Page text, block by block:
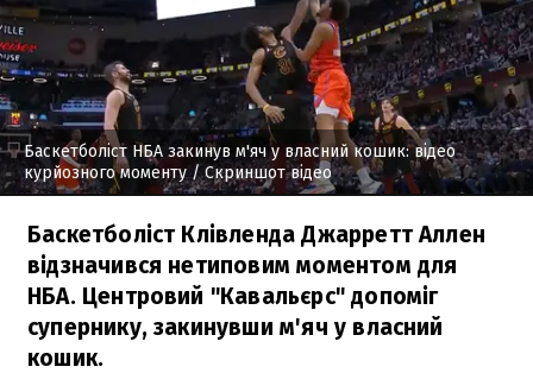
Баскетболіст НБА закинув м'яч у власний кошик: відео
курйозного моменту/ Скриншот відео
Баскетболіст Клівленда Джарретт Аллен
відзначився нетиповим моментом для
НБА. Центровий "Кавальєрс" допоміг
супернику, закинувши м'яч у власний
кошик.